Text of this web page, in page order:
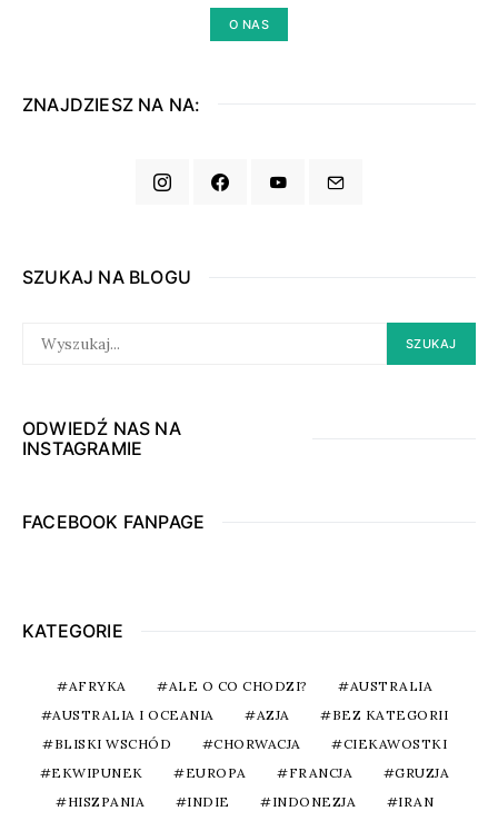
O NAS
ZNAJDZIESZ NA NA:
SZUKAJ NA BLOGU
FOR:
SZUKAJ
ODWIEDŹ NAS NA
INSTAGRAMIE
FACEBOOK FANPAGE
KATEGORIE
AFRYKA ALE O CO CHODZI?
AUSTRALIA
AUSTRALIA I OCEANIA
AZJA
BEZ KATEGORII
BLISKI WSCHÓD
CHORWACJA
CIEKAWOSTKI
EKWIPUNEK
EUROPA FRANCJA
GRUZJA
HISZPANIA
INDIE INDONEZJA
IRAN